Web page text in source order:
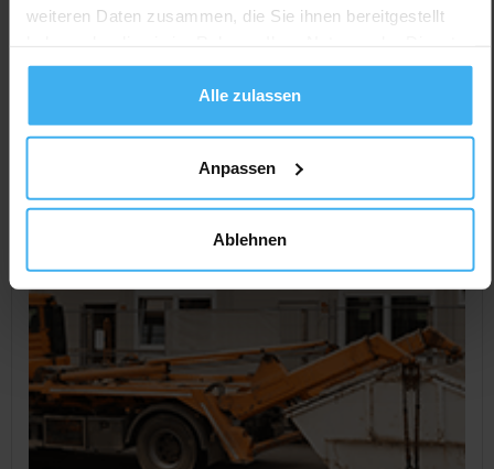
weiteren Daten zusammen, die Sie ihnen bereitgestellt
gesammelt haben.
Alle zulassen
Anpassen
Ablehnen
Jetzt Anrufen